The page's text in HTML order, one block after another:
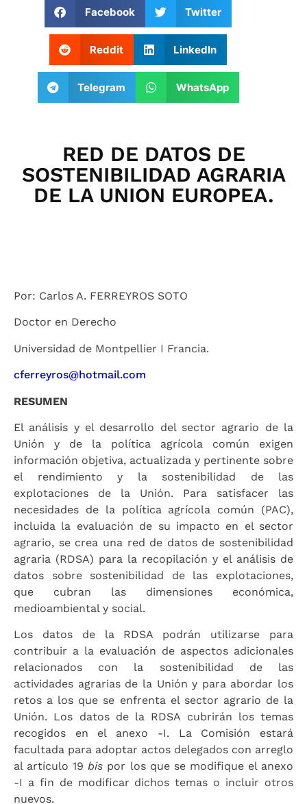
Facebook Twitter
Reddit LinkedIn
Telegram WhatsApp
RED DE DATOS DE
SOSTENIBILIDAD AGRARIA
DE LA UNION EUROPEA.
Por: Carlos A. FERREYROS SOTO
Doctor en Derecho
Universidad de Montpellier I Francia.
cferreyros@hotmail.com
RESUMEN
El análisis y el desarrollo del sector agrario de la
Unión y de la política agrícola común exigen
información objetiva, actualizada y pertinente sobre
el rendimiento y la sostenibilidad de las
explotaciones de la Unión. Para satisfacer las
necesidades de la política agrícola común (PAC),
incluida la evaluación de su impacto en el sector
agrario, se crea una red de datos de sostenibilidad
agraria (RDSA) para la recopilación y el análisis de
datos sobre sostenibilidad de las explotaciones,
que cubran las dimensiones económica,
medioambiental y social.
Los datos de la RDSA podrán utilizarse para
contribuir a la evaluación de aspectos adicionales
relacionados con la sostenibilidad de las
actividades agrarias de la Unión y para abordar los
retos a los que se enfrenta el sector agrario de la
Unión. Los datos de la RDSA cubrirán los temas
recogidos en el anexo -I. La Comisión estará
facultada para adoptar actos delegados con arreglo
al artículo 19bis por los que se modifique el anexo
-I a fin de modificar dichos temas o incluir otros
nuevos.